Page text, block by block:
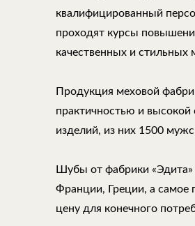
квалифицированный
проходят курсы
качественных и стильных
Продукция меховой
практичностью и
изделий, из них 1500
Шубы от фабрики
Франции, Греции, а самое
цену для конечного